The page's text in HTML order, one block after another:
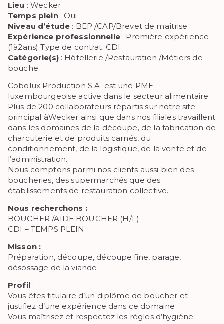
Lieu : Wecker
Temps plein: Oui
Niveau d’étude : BEP /CAP/Brevet de maîtrise
Expérience professionnelle: Première expérience
(1à2ans) Type de contrat :CDI
Catégorie(s): Hôtellerie /Restauration /Métiers de
bouche
Cobolux Production S.A. est une PME
luxembourgeoise active dans le secteur alimentaire.
Plus de 200 collaborateurs répartis sur notre site
principal àWecker ainsi que dans nos filiales travaillent
dans les domaines de la découpe, de la fabrication de
charcuterie et de produits carnés, du
conditionnement, de la logistique, de la vente et de
l’administration.
Nous comptons parmi nos clients aussi bien des
boucheries, des supermarchés que des
établissements de restauration collective.
Nous recherchons :
BOUCHER /AIDE BOUCHER (H/F)
CDI – TEMPS PLEIN
Misson :
Préparation, découpe, découpe fine, parage,
désossage de la viande
Profil:
Vous êtes titulaire d’un diplôme de boucher et
justifiez d’une expérience dans ce domaine
Vous maîtrisez et respectez les règles d’hygiène